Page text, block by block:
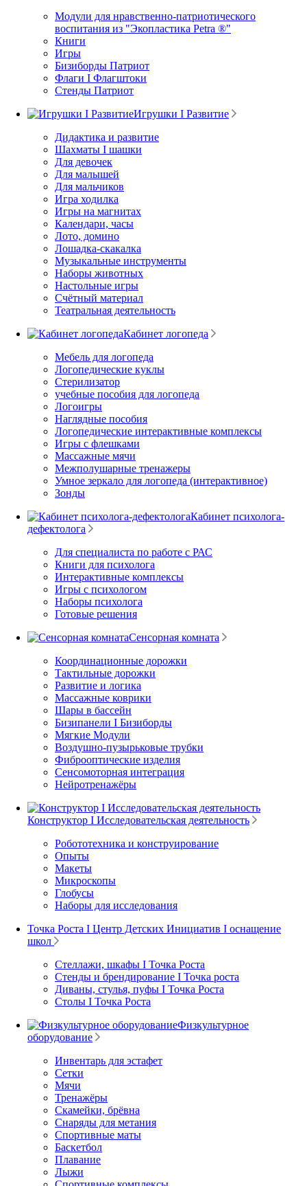
Модули для нравственно-патриотического
воспитания из "Экопластика Petra ®"
Книги
Игры
Бизиборды Патриот
Флаги I Флагштоки
Стенды Патриот
Игрушки I Развитие
Дидактика и развитие
Шахматы I шашки
Для девочек
Для малышей
Для мальчиков
Игра ходилка
Игры на магнитах
Календари, часы
Лото, домино
Лошадка-скакалка
Музыкальные инструменты
Наборы животных
Настольные игры
Счётный материал
Театральная деятельность
Кабинет логопеда
Мебель для логопеда
Логопедические куклы
Стерилизатор
учебные пособия для логопеда
Логоигры
Наглядные пособия
Логопедические интерактивные комплексы
Игры с флешками
Массажные мячи
Межполушарные тренажеры
Умное зеркало для логопеда (интерактивное)
Зонды
Кабинет психолога-
дефектолога
Для специалиста по работе с РАС
Книги для психолога
Интерактивные комплексы
Игры с психологом
Наборы психолога
Готовые решения
Сенсорная комната
Координационные дорожки
Тактильные дорожки
Развитие и логика
Массажные коврики
Шары в бассейн
Бизипанели I Бизиборды
Мягкие Модули
Воздушно-пузырьковые трубки
Фиброоптические изделия
Сенсомоторная интеграция
Нейротренажёры
Конструктор I Исследовательская деятельность
Робототехника и конструирование
Опыты
Макеты
Микроскопы
Глобусы
Наборы для исследования
Точка Роста I Центр Детских Инициатив I оснащение
школ
Стеллажи, шкафы I Точка Роста
Стенды и брендирование I Точка роста
Диваны, стулья, пуфы I Точка Роста
Столы I Точка Роста
Физкультурное
оборудование
Инвентарь для эстафет
Сетки
Мячи
Тренажёры
Скамейки, брёвна
Снаряды для метания
Спортивные маты
Баскетбол
Плавание
Лыжи